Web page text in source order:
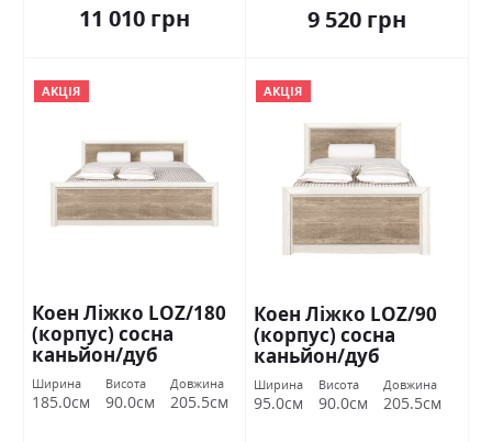
11 010 грн 9 520 грн
АКЦІЯ
Коен Ліжко LOZ/180
(корпус) сосна
каньйон/дуб
корабельний БРВ
Україна
Ширина
185.0см
Висота
90.0см
Довжина
205.5см
АКЦІЯ
Коен Ліжко LOZ/90
(корпус) сосна
каньйон/дуб
корабельний БРВ
Україна
Ширина
95.0см
Висота
90.0см
Довжина
205.5см